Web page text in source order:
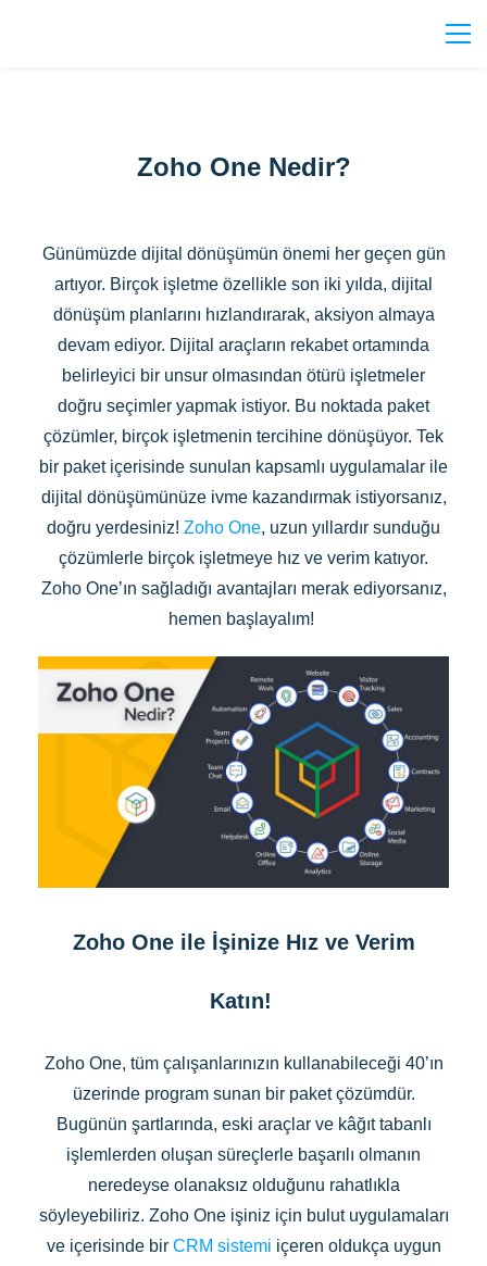
Zoho One Nedir?
Günümüzde dijital dönüşümün önemi her geçen gün
artıyor. Birçok işletme özellikle son iki yılda, dijital
dönüşüm planlarını hızlandırarak, aksiyon almaya
devam ediyor. Dijital araçların rekabet ortamında
belirleyici bir unsur olmasından ötürü işletmeler
doğru seçimler yapmak istiyor. Bu noktada paket
çözümler, birçok işletmenin tercihine dönüşüyor. Tek
bir paket içerisinde sunulan kapsamlı uygulamalar ile
dijital dönüşümünüze ivme kazandırmak istiyorsanız,
doğru yerdesiniz! Zoho One, uzun yıllardır sunduğu
çözümlerle birçok işletmeye hız ve verim katıyor.
Zoho One’ın sağladığı avantajları merak ediyorsanız,
hemen başlayalım!
Zoho One ile İşinize Hız ve Verim
Katın!
Zoho One, tüm çalışanlarınızın kullanabileceği 40’ın
üzerinde program sunan bir paket çözümdür.
Bugünün şartlarında, eski araçlar ve kâğıt tabanlı
işlemlerden oluşan süreçlerle başarılı olmanın
neredeyse olanaksız olduğunu rahatlıkla
söyleyebiliriz. Zoho One işiniz için bulut uygulamaları
ve içerisinde bir CRM sistemi içeren oldukça uygun